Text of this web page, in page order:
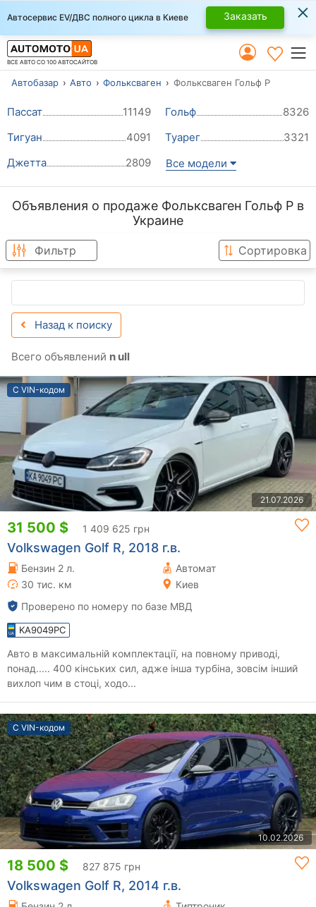
Автосервис EV/ДВС полного цикла в Киеве Заказать ×
ВСЕ АВТО СО 100 АВТОСАЙТОВ
Автобазар Авто Фольксваген Фольксваген Гольф Р
Пассат 11149 Гольф
8326
Тигуан
4091 Туарег
3321
Джетта
2809 Все модели
Объявления о продаже Фольксваген Гольф Р в
Украине
Фильтр Сортировка
Назад к поиску
Всего объявлений n ull
С VIN-кодом
21.07.2026
31 500 $ 1 409 625 грн
Volkswagen Golf R, 2018 г.в.
Бензин 2 л.
Автомат
30 тис. км
Киев
Проверено по номеру по базе МВД
KA9049PC
Авто в максимальній комплектації, на повному приводі,
понад..... 400 кінських сил, адже інша турбіна, зовсім інший
вихлоп чим в стоці, ходо...
С VIN-кодом
10.02.2026
18 500 $ 827 875 грн
Volkswagen Golf R, 2014 г.в.